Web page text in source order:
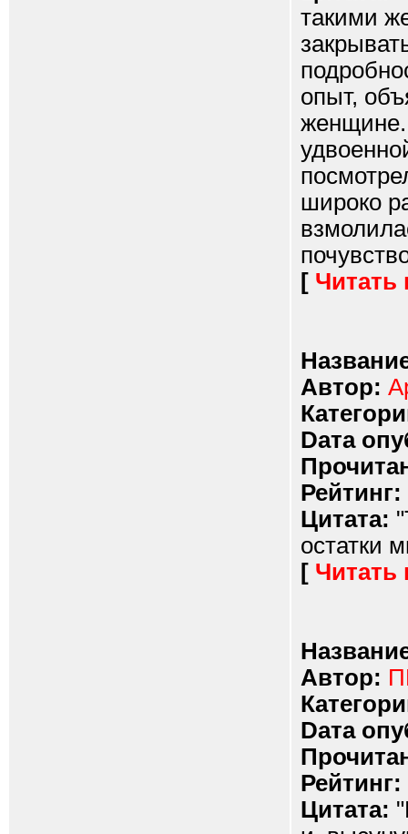
такими
опыт,
женщине.
широко
[ Читать
Автор:
Dата
Рейтинг:
Цитата:
остатки
[ Читать
Автор:
Dата
Рейтинг:
Цитата: